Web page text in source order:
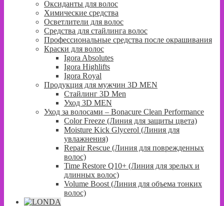
Оксиданты для волос
Химические средства
Осветлители для волос
Средства для стайлинга волос
Профессиональные средства после окрашивания
Краски для волос
Igora Absolutes
Igora Highlifts
Igora Royal
Продукция для мужчин 3D MEN
Стайлинг 3D Men
Уход 3D MEN
Уход за волосами – Bonacure Clean Performance
Color Freeze (Линия для защиты цвета)
Moisture Kick Glycerol (Линия для
увлажнения)
Repair Rescue (Линия для поврежденных
волос)
Time Restore Q10+ (Линия для зрелых и
длинных волос)
Volume Boost (Линия для объема тонких
волос)